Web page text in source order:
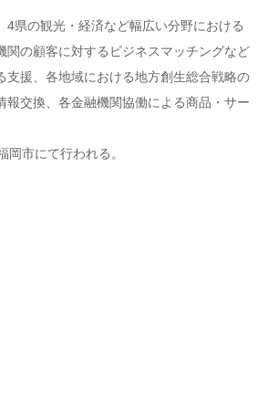
4県の観光・経済など幅広い分野における
関の顧客に対するビジネスマッチングなど
支援、各地域における地方創生総合戦略の
報交換、各金融機関協働による商品・サー
岡市にて行われる。